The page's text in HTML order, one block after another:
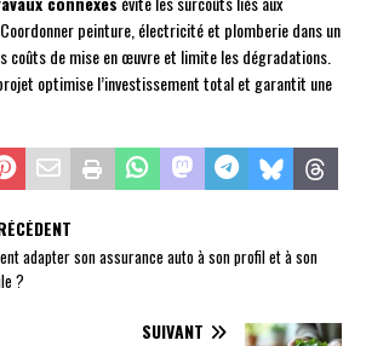
peinture, électricité et plomberie dans un
coûts de mise en œuvre et limite les dégradations.
optimise l’investissement total et garantit une
adapter son assurance auto à son profil et à son
?
SUIVANT